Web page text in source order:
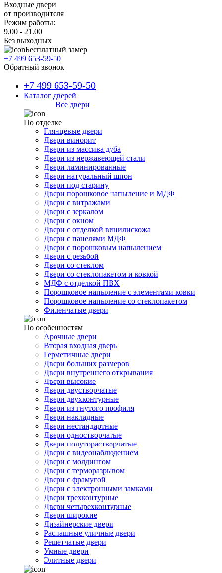
Входные двери
от производителя
Режим работы:
9.00 - 21.00
Без выходных
Бесплатный замер
+7 499 653-59-50
Обратный звонок
+7 499 653-59-50
Каталог дверей
Все двери
По отделке
Глянцевые двери
Двери винорит
Двери из массива дуба
Двери из нержавеющей стали
Двери ламинированные
Двери натуральный шпон
Двери под старину
Двери порошковое напыление и МДФ
Двери с витражами
Двери с зеркалом
Двери с окном
Двери с отделкой винилискожа
Двери с панелями МДФ
Двери с порошковым напылением
Двери с резьбой
Двери со стеклом
Двери со стеклопакетом и ковкой
МДФ с отделкой ПВХ
Порошковое напыление с элементами ковки
Порошковое напыление со стеклопакетом
Филенчатые двери
По особенностям
Арочные двери
Вторая входная дверь
Герметичные двери
Двери больших размеров
Двери внутреннего открывания
Двери высокие
Двери двустворчатые
Двери двухконтурные
Двери из гнутого профиля
Двери накладные
Двери нестандартные
Двери одностворчатые
Двери полуторастворчатые
Двери с видеонаблюдением
Двери с молдингом
Двери с терморазрывом
Двери с фрамугой
Двери с электронными замками
Двери трехконтурные
Двери четырехконтурные
Двери широкие
Дизайнерские двери
Распашные уличные двери
Решетчатые двери
Умные двери
Элитные двери